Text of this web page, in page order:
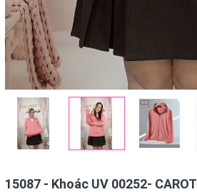
15087 - Khoác UV 00252- CAROT